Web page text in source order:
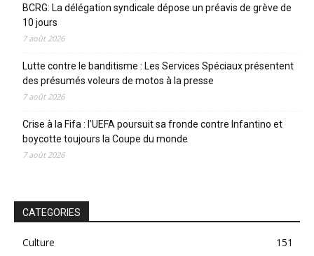
BCRG: La délégation syndicale dépose un préavis de grève de
10 jours
7 août 2026
Lutte contre le banditisme : Les Services Spéciaux présentent
des présumés voleurs de motos à la presse
7 août 2026
Crise à la Fifa : l’UEFA poursuit sa fronde contre Infantino et
boycotte toujours la Coupe du monde
7 août 2026
CATEGORIES
Culture
151